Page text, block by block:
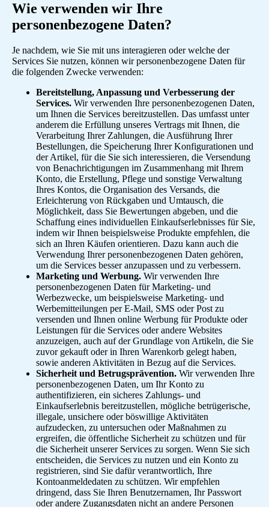
Wie verwenden wir Ihre
personenbezogene Daten?
Je nachdem, wie Sie mit uns interagieren oder welche der
Services Sie nutzen, können wir personenbezogene Daten für
die folgenden Zwecke verwenden:
Bereitstellung, Anpassung und Verbesserung der
Services. Wir verwenden Ihre personenbezogenen Daten,
um Ihnen die Services bereitzustellen. Das umfasst unter
anderem die Erfüllung unseres Vertrags mit Ihnen, die
Verarbeitung Ihrer Zahlungen, die Ausführung Ihrer
Bestellungen, die Speicherung Ihrer Konfigurationen und
der Artikel, für die Sie sich interessieren, die Versendung
von Benachrichtigungen im Zusammenhang mit Ihrem
Konto, die Erstellung, Pflege und sonstige Verwaltung
Ihres Kontos, die Organisation des Versands, die
Erleichterung von Rückgaben und Umtausch, die
Möglichkeit, dass Sie Bewertungen abgeben, und die
Schaffung eines individuellen Einkaufserlebnisses für Sie,
indem wir Ihnen beispielsweise Produkte empfehlen, die
sich an Ihren Käufen orientieren. Dazu kann auch die
Verwendung Ihrer personenbezogenen Daten gehören,
um die Services besser anzupassen und zu verbessern.
Marketing und Werbung. Wir verwenden Ihre
personenbezogenen Daten für Marketing- und
Werbezwecke, um beispielsweise Marketing- und
Werbemitteilungen per E-Mail, SMS oder Post zu
versenden und Ihnen online Werbung für Produkte oder
Leistungen für die Services oder andere Websites
anzuzeigen, auch auf der Grundlage von Artikeln, die Sie
zuvor gekauft oder in Ihren Warenkorb gelegt haben,
sowie anderen Aktivitäten in Bezug auf die Services.
Sicherheit und Betrugsprävention. Wir verwenden Ihre
personenbezogenen Daten, um Ihr Konto zu
authentifizieren, ein sicheres Zahlungs- und
Einkaufserlebnis bereitzustellen, mögliche betrügerische,
illegale, unsichere oder böswillige Aktivitäten
aufzudecken, zu untersuchen oder Maßnahmen zu
ergreifen, die öffentliche Sicherheit zu schützen und für
die Sicherheit unserer Services zu sorgen. Wenn Sie sich
entscheiden, die Services zu nutzen und ein Konto zu
registrieren, sind Sie dafür verantwortlich, Ihre
Kontoanmeldedaten zu schützen. Wir empfehlen
dringend, dass Sie Ihren Benutzernamen, Ihr Passwort
oder andere Zugangsdaten nicht an andere Personen